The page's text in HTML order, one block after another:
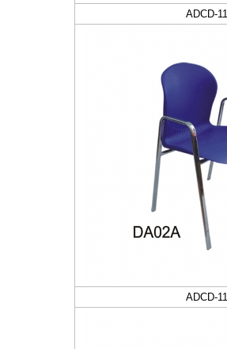
ADCD-
ADCD-